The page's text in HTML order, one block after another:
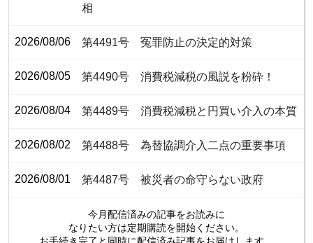
相
2026/08/06 第4491号 冤罪防止の決定的対策
2026/08/05 第4490号 消費税減税の風説を粉砕！
2026/08/04 第4489号 消費税減税と円買い介入の本質
2026/08/02 第4488号 為替協調介入二点の重要事項
2026/08/01 第4487号 被災者の命守らない政府
今月配信済みの記事をお読みに
なりたい方は定期購読を開始ください。
お手続き完了と同時に配信済み記事をお届けします。